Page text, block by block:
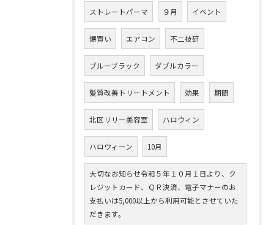
ストレートパーマ ９月 イベント
爆買い エアコン 不二技研
ブルーブラック ダブルカラー
髪質改善トリートメント 効果 期間
北区リリー美容室 ハロウィン
ハロウィーン 10月
大切なお知らせ令和５年１０月１日より、ク
レジットカード、ＱＲ決済、電子マナーのお
支払いは5,000以上から利用可能とさせていた
だきます。